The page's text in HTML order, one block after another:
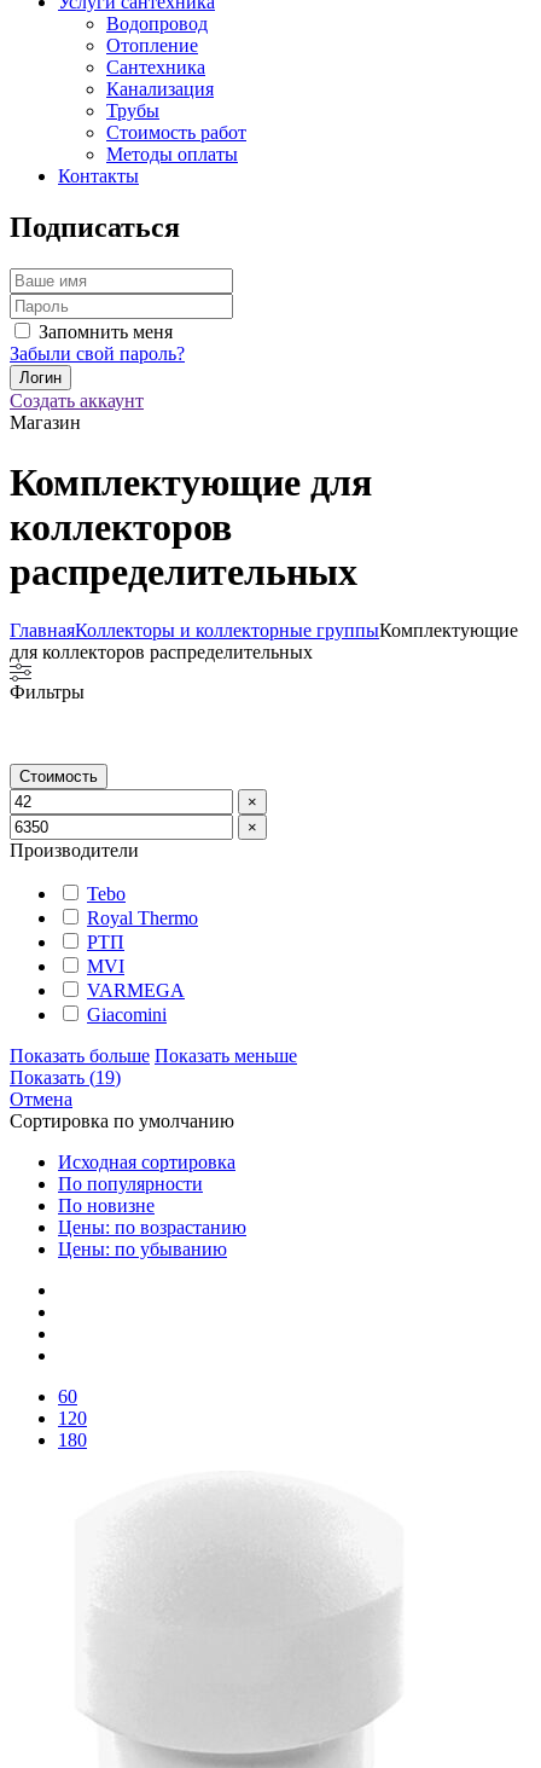
Водопровод
Отопление
Сантехника
Канализация
Трубы
Стоимость работ
Методы оплаты
Контакты
Подписаться
Запомнить меня
Забыли свой пароль?
Создать аккаунт
Магазин
Комплектующие для
коллекторов
распределительных
ГлавнаяКоллекторы и коллекторные группыКомплектующие
для коллекторов распределительных
Фильтры
Стоимость
×
×
Производители
Tebo
Royal Thermo
РТП
MVI
VARMEGA
Giacomini
Показать больше Показать меньше
Показать (19)
Отмена
Сортировка по умолчанию
Исходная сортировка
По популярности
По новизне
Цены: по возрастанию
Цены: по убыванию
60
120
180